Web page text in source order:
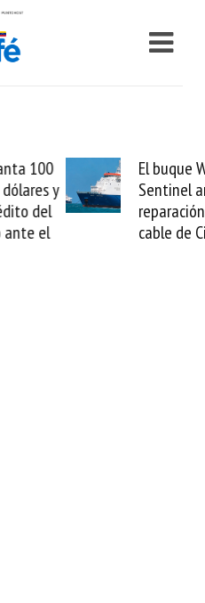
El buque Wave
Sentinel arranca la
reparación del
cable de Cirion